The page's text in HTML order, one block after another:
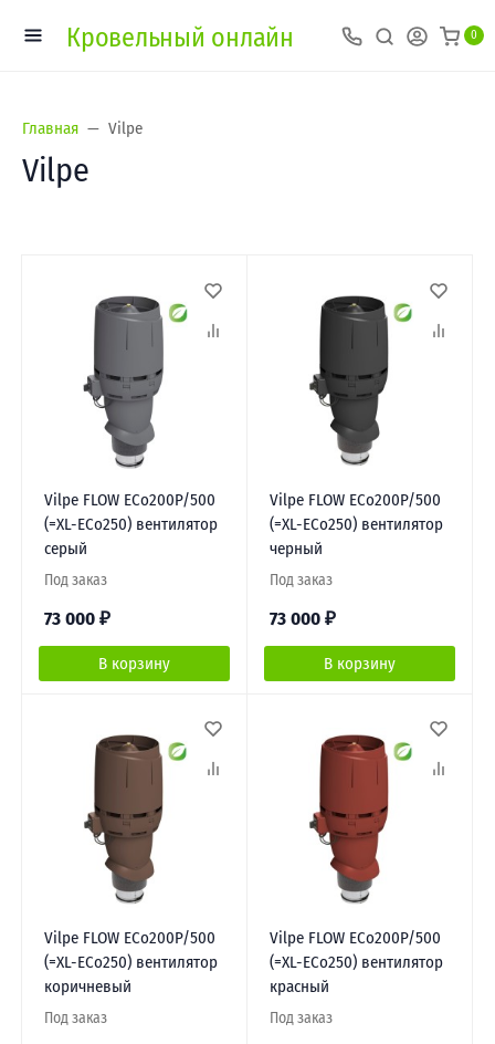
Кровельный онлайн 0
Главная Vilpe
Vilpe
Vilpe FLOW ЕCo200P/500
(=XL-ECo250) вентилятор
серый
Под заказ
73 000 ₽
В корзину
Vilpe FLOW ЕCo200P/500
(=XL-ECo250) вентилятор
черный
Под заказ
73 000 ₽
В корзину
Vilpe FLOW ЕCo200P/500
(=XL-ECo250) вентилятор
коричневый
Под заказ
Vilpe FLOW ЕCo200P/500
(=XL-ECo250) вентилятор
красный
Под заказ